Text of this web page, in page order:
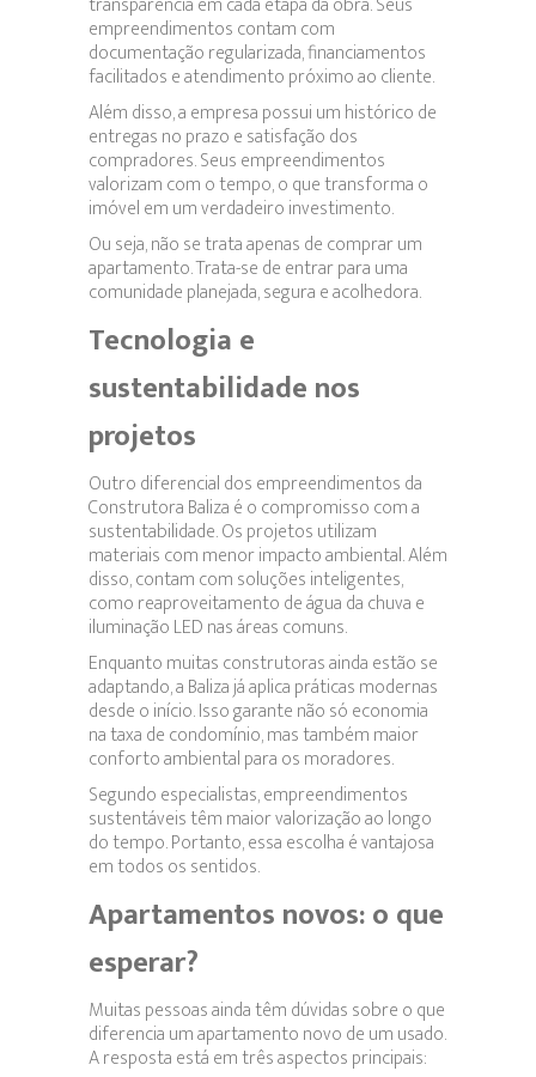
empreendimentos contam com
documentação regularizada, financiamentos
facilitados e atendimento próximo ao cliente.
Além disso, a empresa possui um histórico de
entregas no prazo e satisfação dos
compradores. Seus empreendimentos
valorizam com o tempo, o que transforma o
imóvel em um verdadeiro investimento.
Ou seja, não se trata apenas de comprar um
apartamento. Trata-se de entrar para uma
comunidade planejada, segura e acolhedora.
Tecnologia e
sustentabilidade nos
projetos
Outro diferencial dos empreendimentos da
Construtora Baliza é o compromisso com a
sustentabilidade. Os projetos utilizam
materiais com menor impacto ambiental. Além
disso, contam com soluções inteligentes,
como reaproveitamento de água da chuva e
iluminação LED nas áreas comuns.
Enquanto muitas construtoras ainda estão se
adaptando, a Baliza já aplica práticas modernas
desde o início. Isso garante não só economia
na taxa de condomínio, mas também maior
conforto ambiental para os moradores.
Segundo especialistas, empreendimentos
sustentáveis têm maior valorização ao longo
do tempo. Portanto, essa escolha é vantajosa
em todos os sentidos.
Apartamentos novos: o que
esperar?
Muitas pessoas ainda têm dúvidas sobre o que
diferencia um apartamento novo de um usado.
A resposta está em três aspectos principais: